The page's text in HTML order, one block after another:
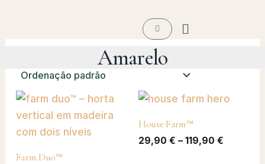
CarrinhoMenu
Amarelo
Mostrando todos os 8 resultados
Farm Duo™
Faixa
preço:
House Farm™
29,90 € – 119,90 €
Faixa